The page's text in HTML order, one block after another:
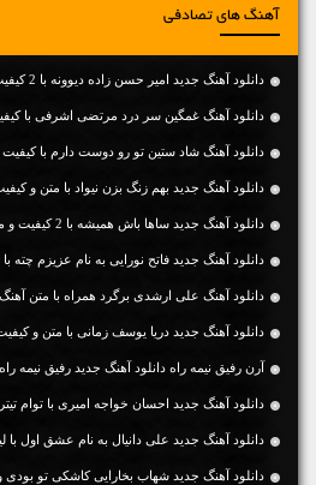
آهنگ های تصادفی
دانلود آهنگ جديد امیر حسن زاده دیوونه با 2 کیفیت و متن آهنگ
دانلود آهنگ غمگین سر درد مرتضی اشرفی با
دانلود آهنگ شاد ستین تو رو دوست دارم با کیفیت 128 و 320
دانلود آهنگ جديد بهم زنگ بزن نیواد با متن و
دانلود آهنگ جديد ساها باش همیشه با 2 کیفیت و متن آهنگ
دانلود آهنگ جديد فاتح نورایی به نام عزیزم چته
دانلود آهنگ علی ارشدی برگرد همراه با متن آهنگ
دانلود آهنگ جديد دریا یوسف زمانی با متن و
آرن رفیق نیمه راه دانلود آهنگ جدید رفیق نیمه راه MP3
دانلود آهنگ جدید احسان خواجه امیری با توام
دانلود آهنگ جديد علی دانیال به نام عشق اول با
دانلود آهنگ جديد شهاب بخارایی کاشکی تو بودی